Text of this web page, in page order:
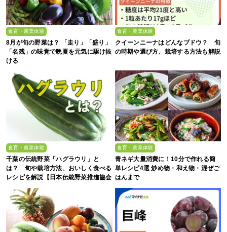
食育・農業体験
8月が旬の野菜は？ 「走り」「盛り」
「名残」の味覚で晩夏を元気に駆け抜
ける
食育・農業体験
クイーンニーナはどんなブドウ？ 旬
の時期や選び方、栽培する方法も解説
食育・農業体験
千葉の伝統野菜「ハグラウリ」と
は？ 旬や栽培方法、おいしく食べる
レシピを解説【日本伝統野菜推進協会
食育・農業体験
青ネギ大量消費に！10分で作れる簡
単レシピ4選 炒め物・和え物・混ぜご
はんまで